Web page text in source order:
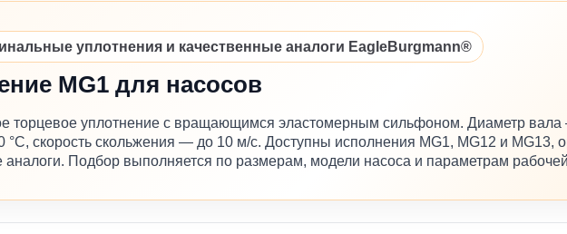
уплотнения и качественные аналоги EagleBurgmann®
MG1 для насосов
торцевое уплотнение с вращающимся эластомерным сильфоном. Диаметр
скорость скольжения — до 10 м/с. Доступны исполнения MG1, MG12 и MG13,
Подбор выполняется по размерам, модели насоса и параметрам